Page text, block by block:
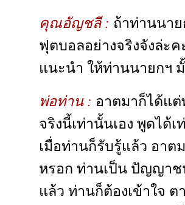
คุณอัญชลี : ถ้าท่านนา
ฟุตบอลอย่างจริงจังล่ะ
แนะนำ ให้ท่านนายกฯ
พ่อท่าน : อาตมาก็ได้แ
จริงนี้เท่านั้นเอง พูดได้
เมื่อท่านก็รับรู้แล้ว อาต
หรอก ท่านเป็น ปัญญาช
แล้ว ท่านก็ต้องเข้าใจ ต